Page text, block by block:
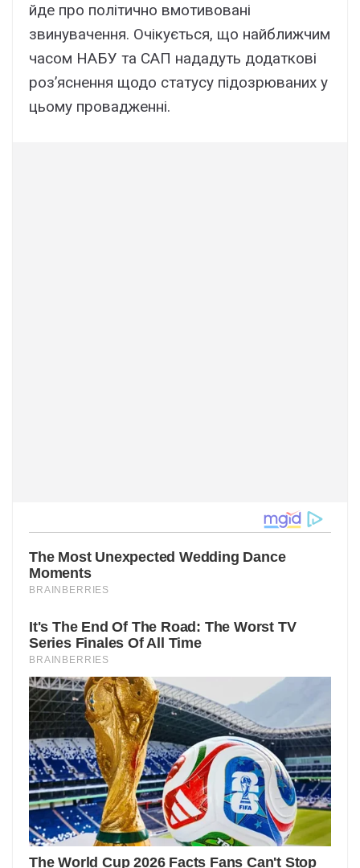
йде про політично вмотивовані
звинувачення. Очікується, що найближчим
часом НАБУ та САП нададуть додаткові
роз’яснення щодо статусу підозрюваних у
цьому провадженні.